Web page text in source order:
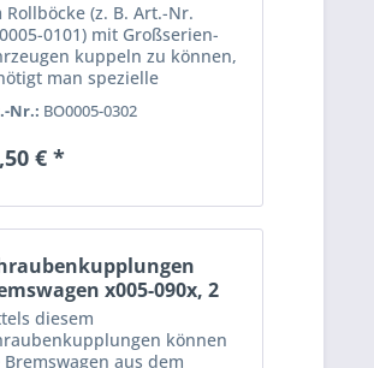
Rollböcke (z. B. Art.-Nr.
0101) mit Großserien-
kuppeln zu können,
man spezielle
2x Pin. Farbe pink.
Nr.: BO0005-0302
€ *
x005-090x, 2
diesem
können
Bremswagen aus dem